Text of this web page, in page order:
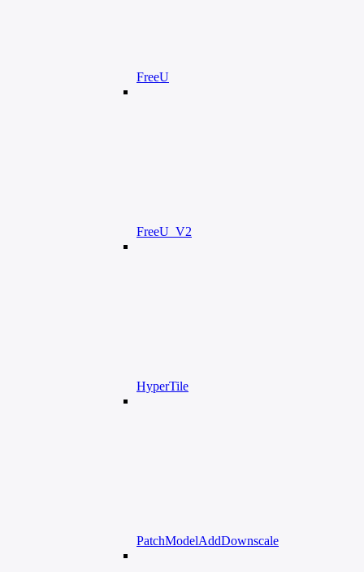
FreeU
FreeU_V2
HyperTile
PatchModelAddDownscale